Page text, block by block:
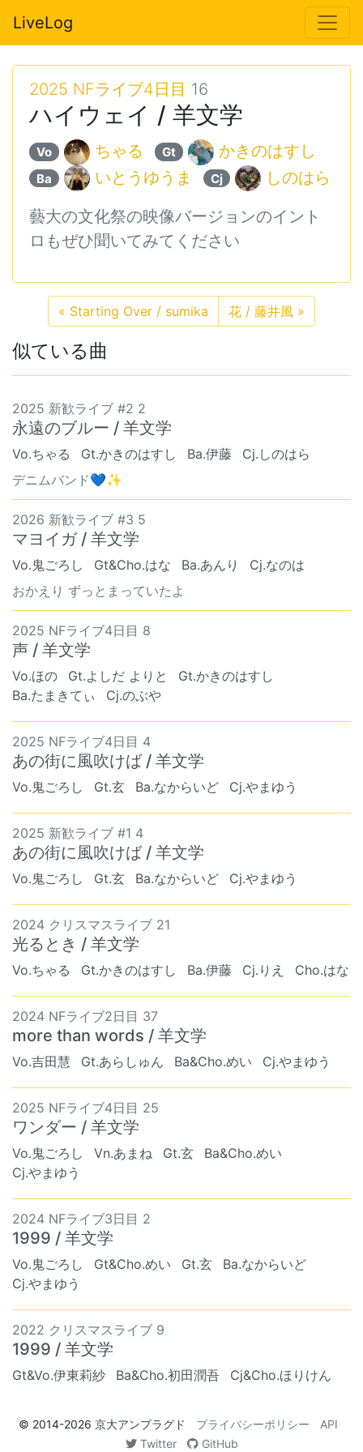
LiveLog
2025 NFライブ4日目 16
ハイウェイ / 羊文学
Vo ちゃる Gt かきのはすし
Ba いとうゆうま Cj しのはら
藝大の文化祭の映像バージョンのイント
ロもぜひ聞いてみてください
« Starting Over / sumika 花 / 藤井風 »
似ている曲
2025 新歓ライブ #2 2
永遠のブルー / 羊文学
Vo.ちゃる Gt.かきのはすし Ba.伊藤
Cj.しのはら
デニムバンド💙✨
2026 新歓ライブ #3 5
マヨイガ / 羊文学
Vo.鬼ごろし Gt&Cho.はな Ba.あんり
Cj.なのは
おかえり ずっとまっていたよ
2025 NFライブ4日目 8
声 / 羊文学
Vo.ほの Gt.よしだ よりと
Gt.かきのはすし
Ba.たまきてぃ
Cj.のぶや
2025 NFライブ4日目 4
あの街に風吹けば / 羊文学
Vo.鬼ごろし Gt.玄 Ba.なからいど Cj.やまゆう
2025 新歓ライブ #1 4
あの街に風吹けば / 羊文学
Vo.鬼ごろし Gt.玄 Ba.なからいど Cj.やまゆう
2024 クリスマスライブ 21
光るとき / 羊文学
Vo.ちゃる Gt.かきのはすし Ba.伊藤 Cj.りえ Cho.はな
2024 NFライブ2日目 37
more than words / 羊文学
Vo.吉田慧 Gt.あらしゅん Ba&Cho.めい Cj.やまゆう
2025 NFライブ4日目 25
ワンダー / 羊文学
Vo.鬼ごろし Vn.あまね Gt.玄
Ba&Cho.めい
Cj.やまゆう
2024 NFライブ3日目 2
1999 / 羊文学
Vo.鬼ごろし Gt&Cho.めい Gt.玄
Ba.なからいど
Cj.やまゆう
2022 クリスマスライブ 9
1999 / 羊文学
Gt&Vo.伊東莉紗 Ba&Cho.初田潤吾 Cj&Cho.ほりけん
© 2014-2026 京大アンプラグド プライバシーポリシー
API
Twitter
GitHub